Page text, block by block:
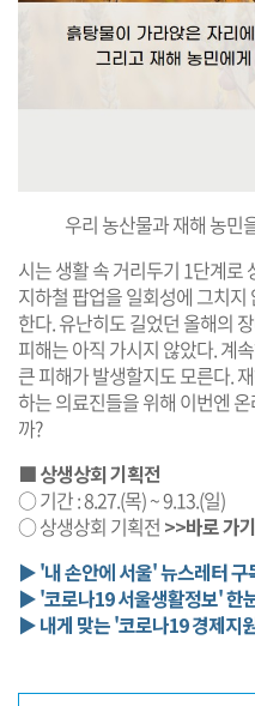
우리 농산물과 재해 농민
시는 생활 속 거리두기 1단계로
지하철 팝업을 일회성에 그치
한다. 유난히도 길었던 올해의
피해는 아직 가시지 않았다. 계
큰 피해가 발생할지도 모른다.
하는 의료진들을 위해 이번엔
까?
■ 상생상회 기획전
○ 기간 : 8.27.(목) ~ 9.13.(일)
○ 상생상회 기획전 >>바로 가기
▶ '내 손안에 서울' 뉴스레터 구
▶ '코로나19 서울생활정보' 한
▶ 내게 맞는 '코로나19 경제지